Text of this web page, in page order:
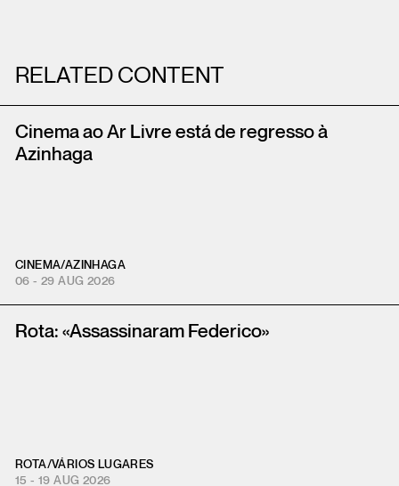
RELATED CONTENT
Cinema ao Ar Livre está de regresso à
Azinhaga
CINEMA/AZINHAGA
06 - 29 AUG 2026
Rota: «Assassinaram Federico»
ROTA/VÁRIOS LUGARES
15 - 19 AUG 2026